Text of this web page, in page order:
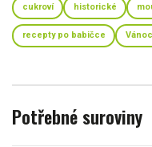
cukroví historické
recepty po babičce
Potřebné suroviny